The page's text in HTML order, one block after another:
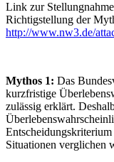
Link zur
Richtigstellung der
http://www.nw3.de/
Mythos 1: Das
kurzfristige
zulässig erklärt.
Situationen verglichen